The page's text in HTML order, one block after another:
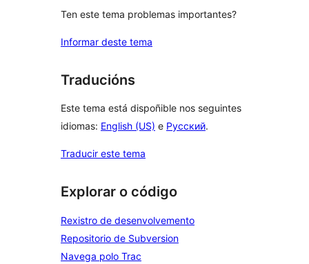
Ten este tema problemas importantes?
Informar deste tema
Traducións
Este tema está dispoñible nos seguintes
idiomas: English (US) e Русский.
Traducir este tema
Explorar o código
Rexistro de desenvolvemento
Repositorio de Subversion
Navega polo Trac